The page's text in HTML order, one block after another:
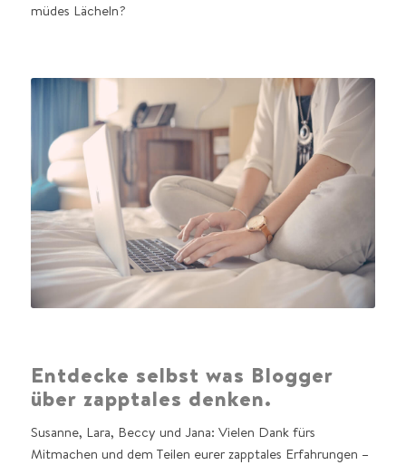
müdes Lächeln?
Entdecke selbst was Blogger
über zapptales denken.
Susanne, Lara, Beccy und Jana: Vielen Dank fürs
Mitmachen und dem Teilen eurer zapptales Erfahrungen –